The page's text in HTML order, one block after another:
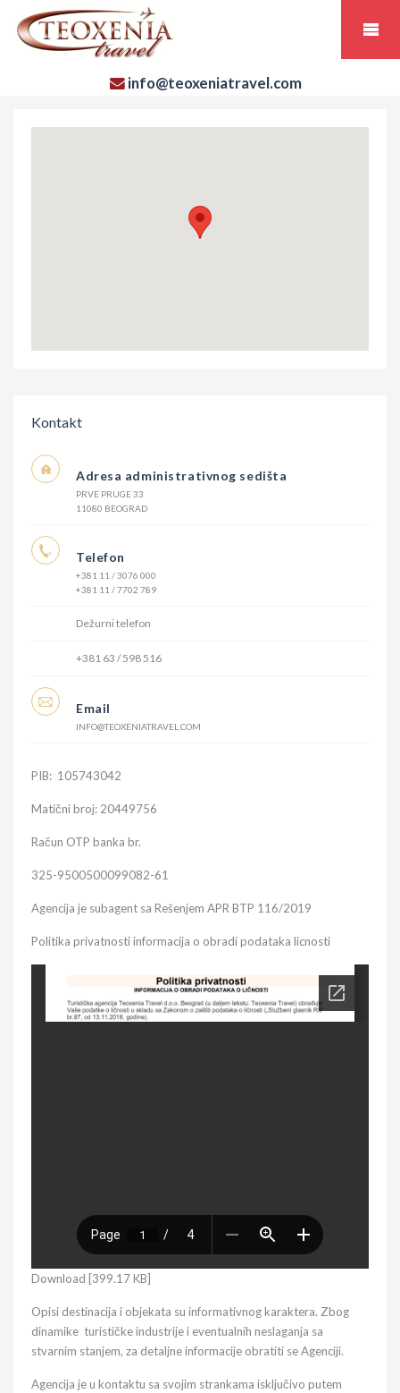
info@teoxeniatravel.com
Kontakt
Adresa administrativnog sedišta
PRVE PRUGE 33
11080 BEOGRAD
Telefon
+381 11 / 3076 000
+381 11 / 7702 789
Dežurni telefon
+381 63 / 598 516
Email
INFO@TEOXENIATRAVEL.COM
PIB: 105743042
Matični broj: 20449756
Račun OTP banka br.
325-9500500099082-61
Agencija je subagent sa Rešenjem APR BTP 116/2019
Politika privatnosti informacija o obradi podataka licnosti
Download [399.17 KB]
Opisi destinacija i objekata su informativnog karaktera. Zbog
dinamike turističke industrije i eventualnih neslaganja sa
stvarnim stanjem, za detaljne informacije obratiti se Agenciji.
Agencija je u kontaktu sa svojim strankama isključivo putem